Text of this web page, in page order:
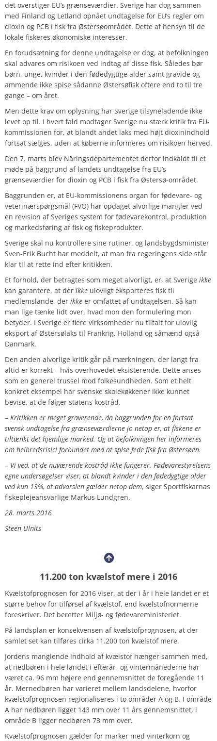
det overstiger EU’s grænseværdier. Sverige har dog sammen
med Finland og Letland opnået undtagelse for EU’s regler om
dioxin og PCB i fisk fra Østersøområdet. Dette af hensyn til de
lokale fiskeres økonomiske interesser.
En forudsætning for denne undtagelse er dog, at befolkningen
skal advares om risikoen ved indtag af disse fisk. Således bør
børn, unge, kvinder i den fødedygtige alder samt gravide og
ammende ikke spise sådanne Østersøfisk oftere end to til tre
gange – om året.
Men dette krav om oplysning har Sverige tilsyneladende ikke
levet op til. I hvert fald modtager Sverige nu stærk kritik fra EU-
kommissionen for, at blandt andet laks med højt dioxinindhold
fortsat sælges, uden at køberne informeres om risikoen herved.
Den 7. marts blev Näringsdepartementet derfor indkaldt til et
møde på baggrund af landets undtagelse fra EU’s
grænseværdier for dioxin og PCB i fisk fra Østersø-området.
Baggrunden er, at EU-kommissionens organ for fødevare- og
veterinærspørgsmål (FVO) har opdaget alvorlige mangler ved
en revision af Sveriges system for fødevarekontrol, produktion
og markedsføring af fisk og fiskeprodukter.
Sverige skal nu kontrollere sine rutiner, og landsbygdsminister
Sven-Erik Bucht har meddelt, at man fra regeringens side står
klar til at rette ind efter kritikken.
Et forhold, der betragtes som meget alvorligt, er, at Sverige ikke
kan garantere, at der ikke ulovligt eksporteres fisk til
medlemslande, der ikke er omfattet af undtagelsen. Så kan
man lige tænke lidt over, hvad mon den formulering mon
betyder. I Sverige er flere virksomheder nu tiltalt for ulovlig
eksport af Østersølaks til Frankrig, Holland og såmænd også
Danmark.
Den anden alvorlige kritik går på mærkningen, der langt fra
altid er korrekt – hvis overhovedet eksisterende. Dette anses
som en generel trussel mod folkesundheden. Som et helt
konkret eksempel har svenske skolekøkkener ikke kunnet
bevise, at de følger statens kostråd.
– Kritikken er meget graverende, da baggrunden for en fortsat
svensk undtagelse fra grænseværdierne jo netop er, at fiskene er
tiltænkt det hjemlige marked. Og at befolkningen her informeres
om helbredsrisici forbundet med at spise fede fisk fra Østersøen.
– Vi ved, at de nuværende kostråd ikke fungerer. Fødevarestyrelsens
egne undersøgelser viser, at blandt kvinder i den fødedygtige alder
ved kun 13%, at advarslen gælder netop dem, siger Sportfiskarnas
fiskeplejeansvarlige Markus Lundgren.
28. marts 2016
Steen Ulnits
11.200 ton kvælstof mere i 2016
Kvælstofprognosen for 2016 viser, at der i år i hele landet er et
større behov for tilførsel af kvælstof, end kvælstofnormerne
foreskriver. Det beretter Miljø- og fødevareministeriet.
På landsplan er konsekvensen af kvælstofprognosen, at der
samlet set kan tilføres cirka 11.200 ton kvælstof mere.
Jordens manglende indhold af kvælstof hænger sammen med,
at nedbøren i hele landet i efterår- og vintermånederne har
været ca. 96 mm højere end gennemsnittet de foregående 11
år. Mernedbøren har varieret mellem landsdelene, hvorfor
kvælstofprognosen regionaliseres i to områder A og B. I område
A har nedbøren ligget 143 mm over 11 års gennemsnittet, i
område B ligger nedbøren 73 mm over.
Kvælstofprognosen gælder for marker med vinterkorn og